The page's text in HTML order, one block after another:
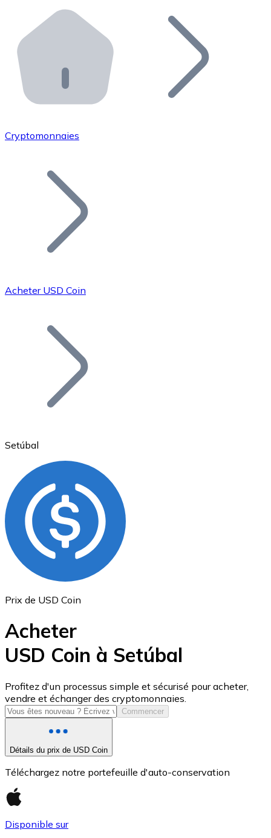
Distributeurs automatiques Bitnovo
Intégrez un ATM Bitnovo dans votre entreprise et
API Bitnovo
Intégrez notre API dans votre écosystème.
Rejoignez notre réseau de distributeurs et
Ajoutez le token de votre projet à notre service
Bitcoin
Ethereum
ETH
USD Coin
USDC
Cryptomonnaies
Acheter USD Coin
Setúbal
Prix de USD Coin
Acheter
USD Coin à Setúbal
Profitez d'un processus simple et sécurisé pour acheter,
vendre et échanger des cryptomonnaies.
Commencer
Détails du prix de USD Coin
Téléchargez notre portefeuille d'auto-conservation
Disponible sur